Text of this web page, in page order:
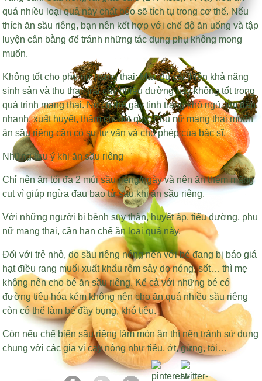
quá nhiều loại quả này chất béo sẽ tích tụ trong cơ thể. Nếu
thích ăn sầu riêng, bạn nên kết hợp với chế độ ăn uống và tập
luyện cân bằng để tránh những tác dụng phụ không mong
muốn.
Không tốt cho phụ nữ mang thai: Mặc dù cải thiện khả năng
sinh sản và thụ thai, trái cây nhiều đường này không tốt trong
quá trình mang thai. Nó có thể gây tình trạng khó ngủ, tim đập
nhanh, xuất huyết, thậm chí đột quỵ. Phụ nữ mang thai muốn
ăn sầu riêng cần có sự tư vấn và cho phép của bác sĩ.
Những lưu ý khi ăn sầu riêng
Chỉ nên ăn tối đa 2 múi sầu riêng/ngày và nên ăn thêm măng
cụt vì giúp ngừa đau bao tử sau khi ăn sầu riêng.
Với những người bị bệnh suy thận, huyết áp, tiểu dường, phụ
nữ mang thai, cần hạn chế ăn loại quả này.
Đối với trẻ nhỏ, do sầu riêng nóng nên với bé đang bị báo giá
hạt điều rang muối xuất khẩu rôm sảy do nóng, sốt… thì mẹ
không nên cho bé ăn sầu riêng. Kể cả với những bé có
đường tiêu hóa kém không nên cho ăn quá nhiều sầu riêng
còn có thể làm bé đầy bụng, khó tiêu.
Còn nếu chế biến sầu riêng làm món ăn thì nên tránh sử dụng
chung với các gia vị cay nóng như tiêu, ớt, gừng, tỏi…